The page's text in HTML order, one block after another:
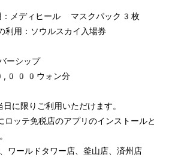
：メディヒール マスクパック3枚
用：ソウルスカイ入場券
ーシップ
ウォン分
に限りご利用いただけます。
ロッテ免税店のアプリのインストールと
ワールドタワー店、釜山店、済州店